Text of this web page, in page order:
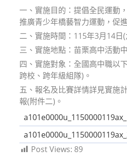
一、實施目的：提倡全民運動
推廣青少年橋藝智力運動，促
二、實施時間：115年3月14日
三、實施地點：苗栗高中活動
四、實施對象：全國高中職以
跨校、跨年級組隊)。
五、報名及比賽詳情詳見實施
報(附件二)。
Post Views: 89